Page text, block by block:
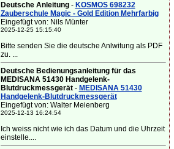
Deutsche Anleitung- KOSMOS 698232
Zauberschule Magic - Gold Edition Mehrfarbig
Eingefügt von: Nils Münter
2025-12-25 15:15:40
Bitte senden Sie die deutsche Anlwitung als PDF
zu. ...
Deutsche Bedienungsanleitung für das
MEDISANA 51430 Handgelenk-
Blutdruckmessgerät- MEDISANA 51430
Handgelenk-Blutdruckmessgerät
Eingefügt von: Walter Meienberg
2025-12-13 16:24:54
Ich weiss nicht wie ich das Datum und die Uhrzeit
einstelle....